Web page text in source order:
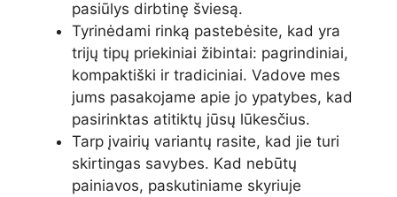
pasiūlys dirbtinę šviesą.
Tyrinėdami rinką pastebėsite, kad yra
trijų tipų priekiniai žibintai: pagrindiniai,
kompaktiški ir tradiciniai. Vadove mes
jums pasakojame apie jo ypatybes, kad
pasirinktas atitiktų jūsų lūkesčius.
Tarp įvairių variantų rasite, kad jie turi
skirtingas savybes. Kad nebūtų
painiavos, paskutiniame skyriuje